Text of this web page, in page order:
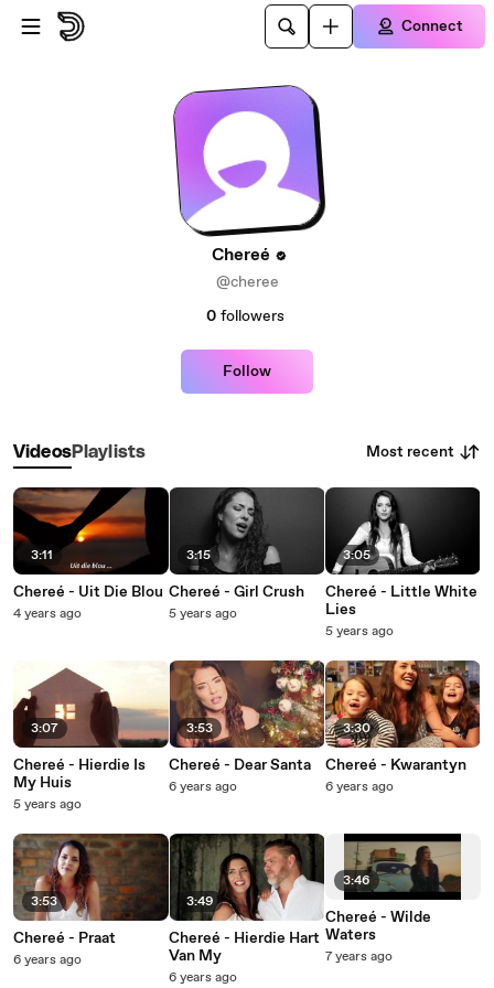
Skip to main content
Connect
Chereé
@cheree
0 followers
Follow
VideosPlaylists Most recent
3:11
Chereé - Uit Die Blou
4 years ago
3:07
Chereé - Hierdie Is
My Huis
5 years ago
3:53
Chereé - Praat
6 years ago
3:15
Chereé - Girl Crush
5 years ago
3:53
Chereé - Dear Santa
6 years ago
3:49
Chereé - Hierdie Hart
Van My
6 years ago
3:05
Chereé - Little White
Lies
5 years ago
3:30
Chereé - Kwarantyn
6 years ago
3:46
Chereé - Wilde
Waters
7 years ago